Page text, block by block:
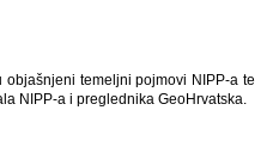
objašnjeni temeljni pojmovi NIPP-a te
NIPP-a i preglednika GeoHrvatska.